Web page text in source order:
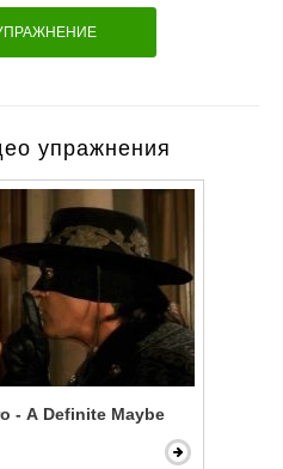
упражнения
- A Definite Maybe